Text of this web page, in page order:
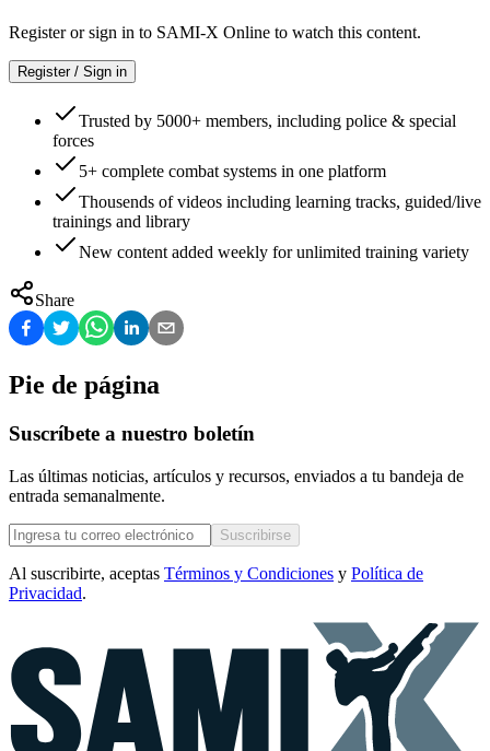
Register or sign in to SAMI-X Online to watch this content.
Register / Sign in
Trusted by 5000+ members, including police & special
forces
5+ complete combat systems in one platform
Thousends of videos including learning tracks, guided/live
trainings and library
New content added weekly for unlimited training variety
Share
Pie de página
Suscríbete a nuestro boletín
Las últimas noticias, artículos y recursos, enviados a tu bandeja de
entrada semanalmente.
Suscribirse
Al suscribirte, aceptas Términos y Condiciones y Política de
Privacidad.